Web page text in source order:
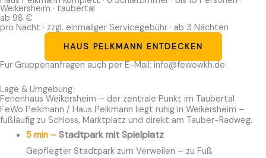
Weikersheim · taubertal
ab 98 €
pro Nacht · zzgl. einmaliger Servicegebühr · ab 3 Nächten
HAUS PELKMANN ENTDECKEN
Für Gruppenanfragen auch per E-Mail: info@fewowkh.de
Lage & Umgebung
Ferienhaus Weikersheim – der zentrale Punkt im Taubertal
FeWo Pelkmann / Haus Pelkmann liegt ruhig in Weikersheim –
fußläufig zu Schloss, Marktplatz und direkt am Tauber-Radweg.
5 min – Stadtpark mit Spielplatz
Gepflegter Stadtpark zum Verweilen – zu Fuß